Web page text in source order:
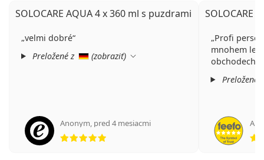
SOLOCARE AQUA 4 x 360 ml s puzdrami
velmi dobré
Preložené z
(zobraziť)
Anonym pred 4 mesiacmi
SOLOCARE
Profi
mnohem
obchodech
Preložené